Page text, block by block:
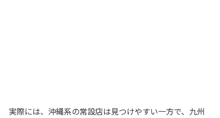
実際には、沖縄系の常設店は見つけやすい一方で、九州